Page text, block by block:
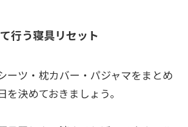
行う寝具リセット
ーツ・枕カバー・パジャマをまとめ
決めておきましょう。